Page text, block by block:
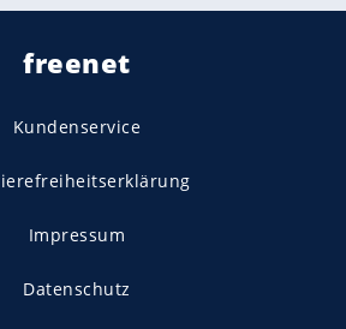
freenet
Kundenservice
Impressum
Datenschutz